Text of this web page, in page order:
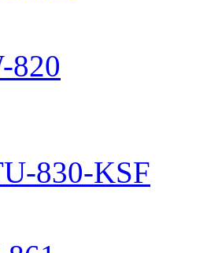
820
830-KSF